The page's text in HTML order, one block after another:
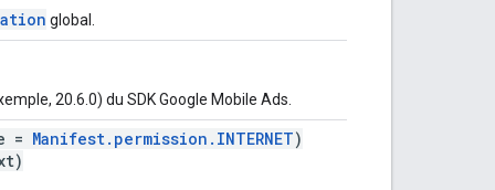
global.
20.6.0) du SDK Google Mobile Ads.
= Manifest.permission.INTERNET)